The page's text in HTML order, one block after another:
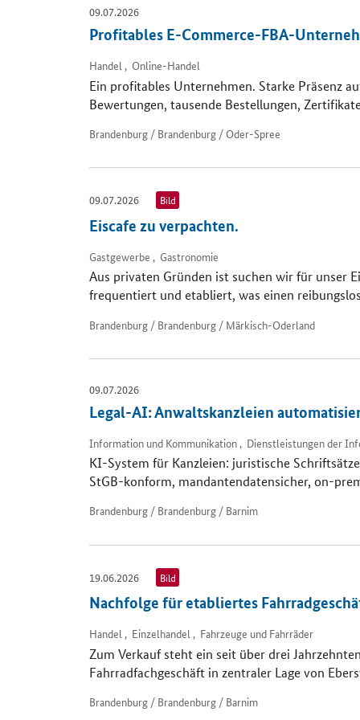
09.07.2026
Profitables E-Commerce-FBA-
Handel , Online-Handel
Ein profitables Unternehmen. Starke Präsenz
Bewertungen, tausende Bestellungen,
Brandenburg / Brandenburg / Oder-Spree
09.07.2026 Bild
Eiscafe zu verpachten.
Gastgewerbe , Gastronomie
Aus privaten Gründen ist suchen wir für unser
frequentiert und etabliert, was einen
Brandenburg / Brandenburg / Märkisch-Oderland
09.07.2026
Legal-AI: Anwaltskanzleien
Information und Kommunikation , Dienstleistungen der
KI-System für Kanzleien: juristische
StGB-konform, mandantendatensicher, on-
Brandenburg / Brandenburg / Barnim
19.06.2026 Bild
Nachfolge für etabliertes
Handel , Einzelhandel , Fahrzeuge und Fahrräder
Zum Verkauf steht ein seit über drei
Fahrradfachgeschäft in zentraler Lage von
Brandenburg / Brandenburg / Barnim